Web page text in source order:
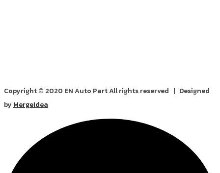
Copyright © 2020 EN Auto Part All rights reserved | Designed
by MergeIdea